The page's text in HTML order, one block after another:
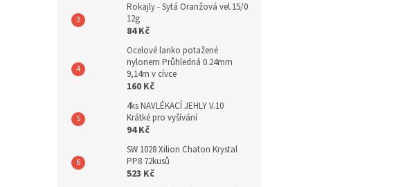
Rokajly - Sytá Oranžová vel.15/0
12g
84 Kč
Ocelové lanko potažené
nylonem Průhledná 0.24mm
9,14m v cívce
160 Kč
4ks NAVLÉKACÍ JEHLY V.10
Krátké pro vyšívání
94 Kč
SW 1028 Xilion Chaton Krystal
PP8 72kusů
523 Kč